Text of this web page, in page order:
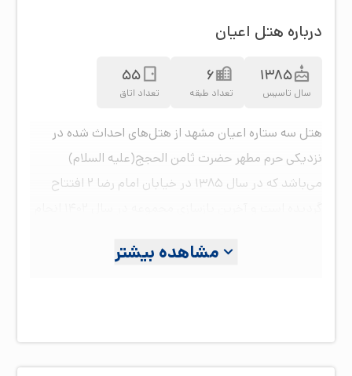
درباره هتل اعیان
1385
سال تاسیس
6
تعداد طبقه
55
تعداد اتاق
هتل سه ستاره اعیان مشهد از هتل‌های احداث شده در
نزدیکی حرم مطهر حضرت ثامن الحجج(علیه السلام)
می‌باشد که در سال ۱۳۸۵ در خیابان امام رضا ۲ افتتاح
مشاهده بیشتر